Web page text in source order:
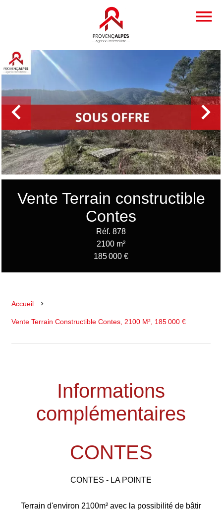
Vente Terrain constructible
Contes
Réf. 878
2100 m²
185 000 €
Accueil
Vente Terrain Constructible Contes, 2100 M², 185 000 €
Informations
complémentaires
CONTES
CONTES - LA POINTE
Terrain d'environ 2100m² avec la possibilité de bâtir